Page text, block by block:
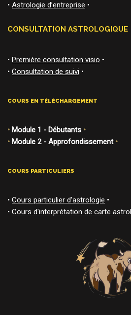
• Astrologie d’entreprise •
CONSULTATION ASTROLOGIQUE
• Première consultation visio •
• Consultation de suivi •
COURS EN TÉLÉCHARGEMENT
• Module 1 - Débutants •
• Module 2 - Approfondissement•
COURS PARTICULIERS
• Cours particulier d'astrologie •
• Cours d'interprétation de carte